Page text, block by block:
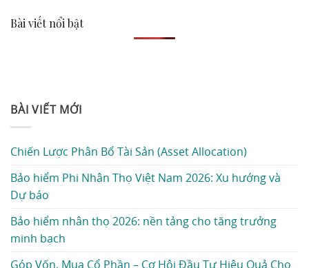
Bài viết nổi bật
BÀI VIẾT MỚI
Chiến Lược Phân Bổ Tài Sản (Asset Allocation)
Bảo hiểm Phi Nhân Thọ Việt Nam 2026: Xu hướng và
Dự báo
Bảo hiểm nhân thọ 2026: nền tảng cho tăng trưởng
minh bạch
Góp Vốn, Mua Cổ Phần – Cơ Hội Đầu Tư Hiệu Quả Cho